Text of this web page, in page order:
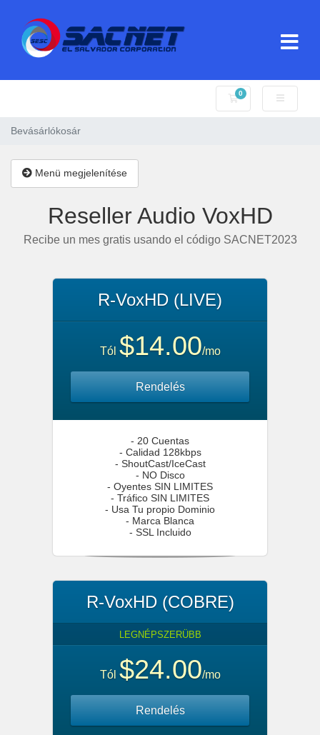
0
Bevásárlókosár
Bevásárlókosár
Menü megjelenítése
Reseller Audio VoxHD
Recibe un mes gratis usando el código SACNET2023
R-VoxHD (LIVE)
Tól $14.00/mo
Rendelés
- 20 Cuentas
- Calidad 128kbps
- ShoutCast/IceCast
- NO Disco
- Oyentes SIN LIMITES
- Tráfico SIN LIMITES
- Usa Tu propio Dominio
- Marca Blanca
- SSL Incluido
R-VoxHD (COBRE)
LEGNÉPSZERÜBB
Tól $24.00/mo
Rendelés